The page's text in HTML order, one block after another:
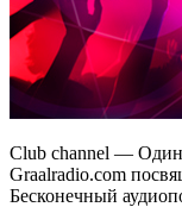
Club channel — Один
Graalradio.com
Бесконечный